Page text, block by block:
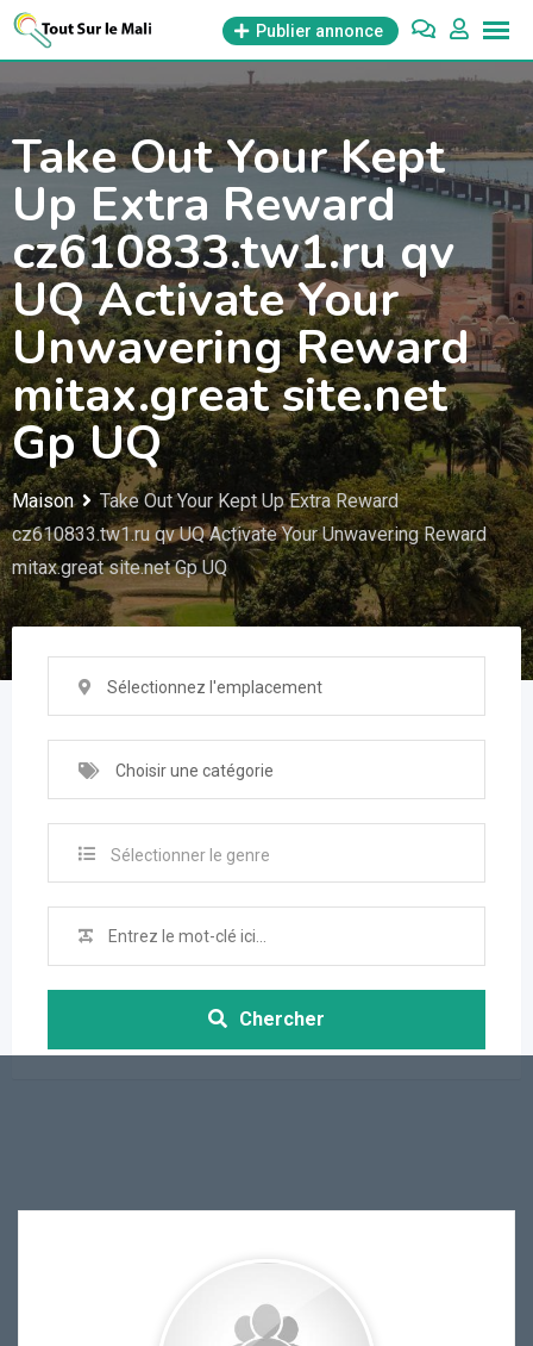
Aller
contenu
Publier annonce
Take Out Your Kept
Up Extra Reward
cz610833.tw1.ru qv
UQ Activate Your
Unwavering Reward
mitax.great site.net
Gp UQ
Maison
Take Out Your Kept Up Extra Reward
cz610833.tw1.ru qv UQ Activate Your Unwavering Reward
mitax.great site.net Gp UQ
Sélectionnez l'emplacement
Choisir une catégorie
Sélectionner le genre
Chercher